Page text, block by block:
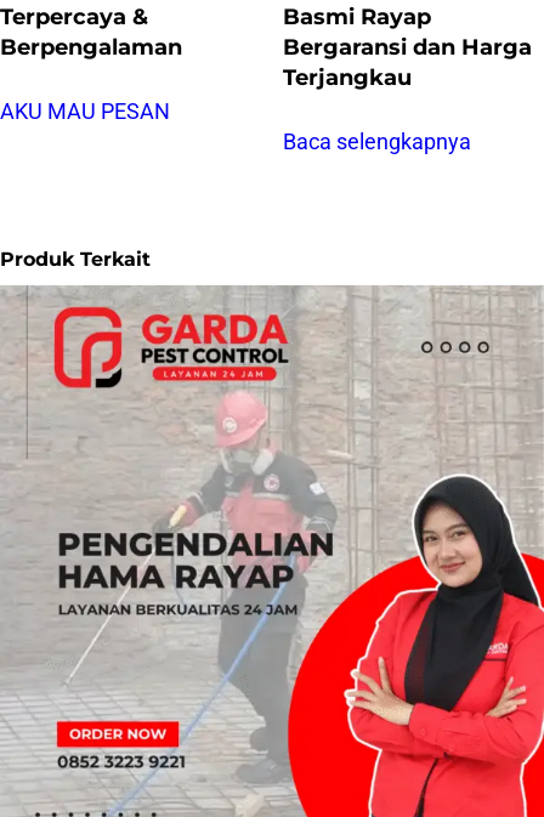
Terpercaya &
Berpengalaman
AKU MAU PESAN
Basmi Rayap
Bergaransi dan Harga
Terjangkau
Baca selengkapnya
Produk Terkait